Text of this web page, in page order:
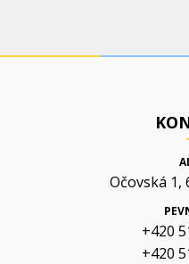
Očovská 1,
+420
+420